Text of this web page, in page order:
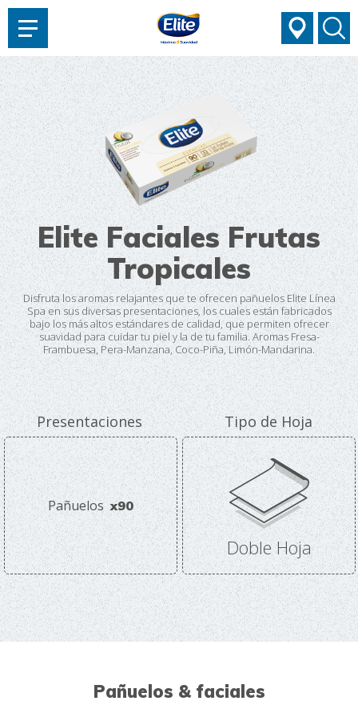
Elite Faciales Frutas
Tropicales
Disfruta los aromas relajantes que te ofrecen pañuelos Elite Línea
Spa en sus diversas presentaciones, los cuales están fabricados
bajo los más altos estándares de calidad, que permiten ofrecer
suavidad para cuidar tu piel y la de tu familia. Aromas Fresa-
Frambuesa, Pera-Manzana, Coco-Piña, Limón-Mandarina.
Presentaciones
Pañuelos x90
Tipo de Hoja
Doble Hoja
Pañuelos & faciales